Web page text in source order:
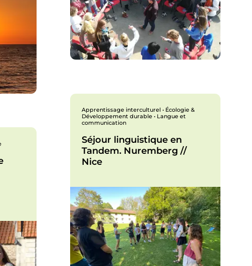
Apprentissage interculturel • Écologie &
Développement durable • Langue et
communication
Séjour linguistique en
Tandem. Nuremberg //
Nice